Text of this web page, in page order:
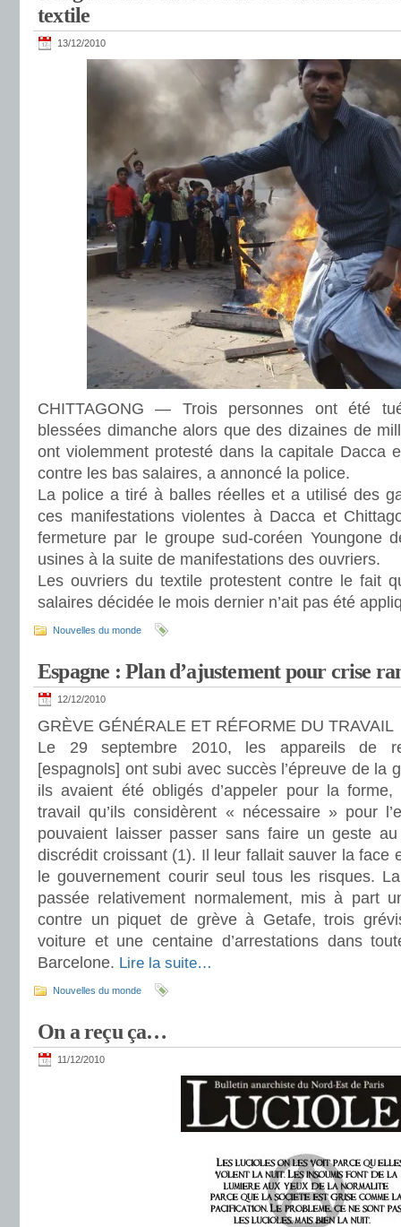
textile
13/12/2010
CHITTAGONG — Trois personnes ont été
blessées dimanche alors que des dizaines de
ont violemment protesté dans la capitale Dacca
contre les bas salaires, a annoncé la police.
La police a tiré à balles réelles et a utilisé des
ces manifestations violentes à Dacca et
fermeture par le groupe sud-coréen Youngone
usines à la suite de manifestations des ouvriers.
Les ouvriers du textile protestent contre le fait
salaires décidée le mois dernier n’ait pas été
Nouvelles du monde
Espagne : Plan d’ajustement pour crise
12/12/2010
GRÈVE GÉNÉRALE ET RÉFORME DU TRAVAIL
Le 29 septembre 2010, les appareils de
[espagnols] ont subi avec succès l’épreuve de la
ils avaient été obligés d’appeler pour la
travail qu’ils considèrent « nécessaire » pour
pouvaient laisser passer sans faire un geste au
discrédit croissant (1). Il leur fallait sauver la face
le gouvernement courir seul tous les risques.
passée relativement normalement, mis à part
contre un piquet de grève à Getafe, trois
voiture et une centaine d’arrestations dans
Barcelone. Lire la suite…
Nouvelles du monde
On a reçu ça…
11/12/2010